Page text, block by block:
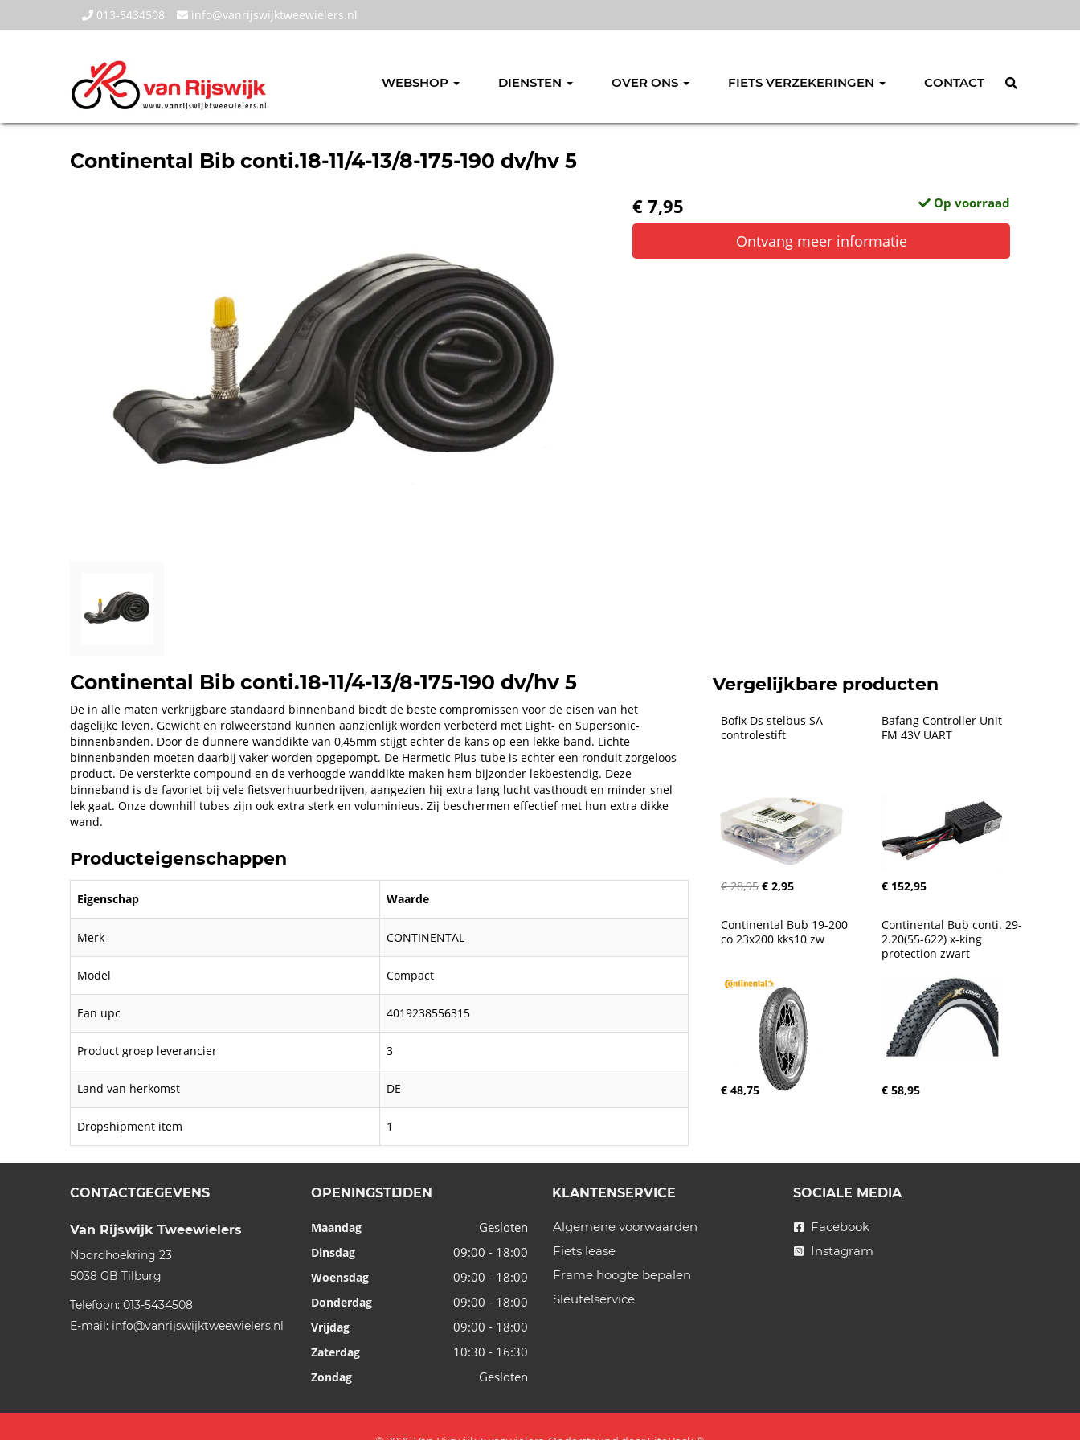
013-5434508 info@vanrijswijktweewielers.nl
WEBSHOP DIENSTEN OVER ONS FIETS VERZEKERINGEN CONTACT
Continental Bib conti.18-11/4-13/8-175-190 dv/hv 5
€ 7,95
Op voorraad
Ontvang meer informatie
Continental Bib conti.18-11/4-13/8-175-190 dv/hv 5
De in alle maten verkrijgbare standaard binnenband biedt de beste compromissen voor de eisen van het
dagelijke leven. Gewicht en rolweerstand kunnen aanzienlijk worden verbeterd met Light- en Supersonic-
binnenbanden. Door de dunnere wanddikte van 0,45mm stijgt echter de kans op een lekke band. Lichte
binnenbanden moeten daarbij vaker worden opgepompt. De Hermetic Plus-tube is echter een ronduit zorgeloos
product. De versterkte compound en de verhoogde wanddikte maken hem bijzonder lekbestendig. Deze
binneband is de favoriet bij vele fietsverhuurbedrijven, aangezien hij extra lang lucht vasthoudt en minder snel
lek gaat. Onze downhill tubes zijn ook extra sterk en voluminieus. Zij beschermen effectief met hun extra dikke
wand.
Producteigenschappen
Eigenschap Waarde
Merk CONTINENTAL
Model Compact
Ean upc 4019238556315
Product groep leverancier 3
Land van herkomst DE
Dropshipment item 1
Vergelijkbare producten
Bofix Ds stelbus SA
controlestift
€ 28,95 € 2,95
Bafang Controller Unit
FM 43V UART
€ 152,95
Continental Bub 19-200
co 23x200 kks10 zw
€ 48,75
Continental Bub conti. 29-
2.20(55-622) x-king
protection zwart
€ 58,95
CONTACTGEGEVENS
Van Rijswijk Tweewielers
Noordhoekring 23
5038 GB Tilburg
Telefoon: 013-5434508
E-mail: info@vanrijswijktweewielers.nl
OPENINGSTIJDEN
Maandag Gesloten
Dinsdag 09:00 - 18:00
Woensdag 09:00 - 18:00
Donderdag 09:00 - 18:00
Vrijdag 09:00 - 18:00
Zaterdag 10:30 - 16:30
Zondag Gesloten
KLANTENSERVICE
Algemene voorwaarden
Fiets lease
Frame hoogte bepalen
Sleutelservice
SOCIALE MEDIA
Facebook
Instagram